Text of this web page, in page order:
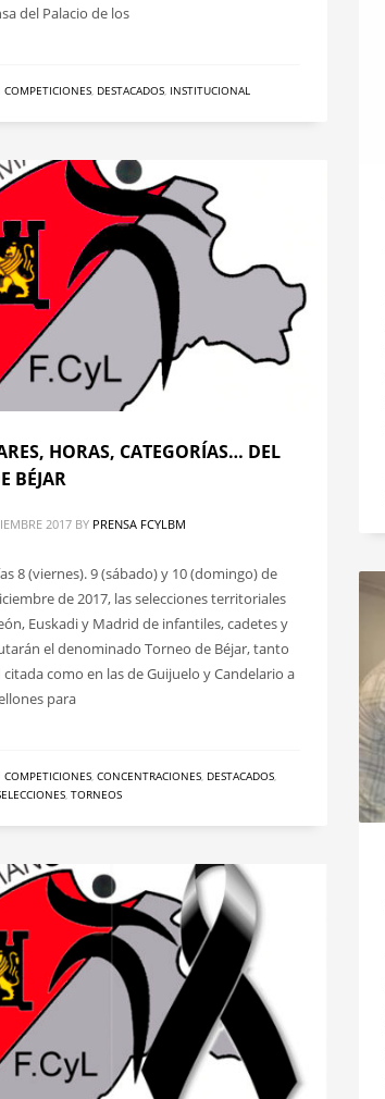
del Palacio de los
COMPETICIONES, DESTACADOS, INSTITUCIONAL
HORAS, CATEGORÍAS… DEL
BÉJAR
2017 BY PRENSA FCYLBM
8 (viernes). 9 (sábado) y 10 (domingo) de
de 2017, las selecciones territoriales
Euskadi y Madrid de infantiles, cadetes y
el denominado Torneo de Béjar, tanto
como en las de Guijuelo y Candelario a
para
COMPETICIONES, CONCENTRACIONES, DESTACADOS,
, TORNEOS